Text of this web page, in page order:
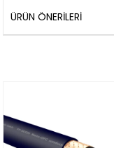
ÜRÜN ÖNERILERI